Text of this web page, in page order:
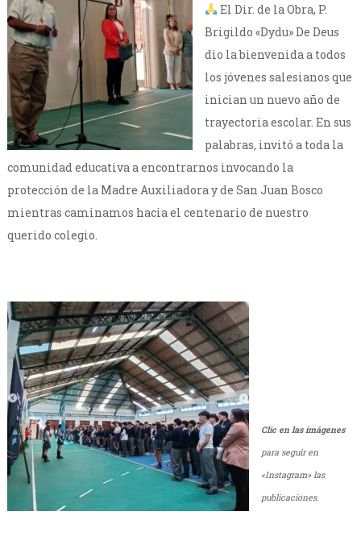
El Dir. de la Obra, P.
Brigildo «Dydu» De Deus
dio la bienvenida a todos
los jóvenes salesianos que
inician un nuevo año de
trayectoria escolar. En sus
palabras, invitó a toda la
comunidad educativa a encontrarnos invocando la
protección de la Madre Auxiliadora y de San Juan Bosco
mientras caminamos hacia el centenario de nuestro
querido colegio.
Clic en las imágenes
para seguir en
«Instagram» las
publicaciones.